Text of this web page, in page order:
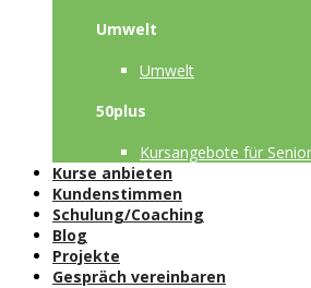
Umwelt
Umwelt
50plus
Kursangebote für
Kurse anbieten
Kundenstimmen
Schulung/Coaching
Blog
Projekte
Gespräch vereinbaren